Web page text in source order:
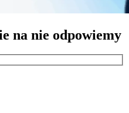
na nie odpowiemy